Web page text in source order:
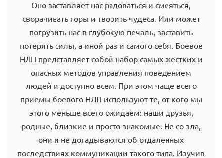
Оно заставляет нас радоваться и смеяться,
сворачивать горы и творить чудеса. Или может
погрузить нас в глубокую печаль, заставить
потерять силы, а иной раз и самого себя. Боевое
НЛП представляет собой набор самых жестких и
опасных методов управления поведением
людей и доступно всем. При этом чаще всего
приемы боевого НЛП используют те, от кого мы
этого меньше всего ожидаем: наши друзья,
родные, близкие и просто знакомые. Не со зла,
они и не догадываются об отдаленных
последствиях коммуникации такого типа. Изучив